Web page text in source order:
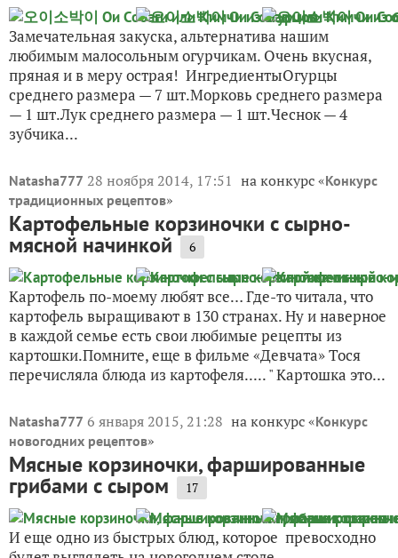
Замечательная закуска, альтернатива нашим
любимым малосольным огурчикам. Очень вкусная,
пряная и в меру острая! ИнгредиентыОгурцы
среднего размера — 7 шт.Морковь среднего размера
— 1 шт.Лук среднего размера — 1 шт.Чеснок — 4
зубчика...
Natasha777 28 ноября 2014, 17:51 на конкурс «Конкурс
традиционных рецептов»
Картофельные корзиночки с сырно-
мясной начинкой 6
Картофель по-моему любят все… Где-то читала, что
картофель выращивают в 130 странах. Ну и наверное
в каждой семье есть свои любимые рецепты из
картошки.Помните, еще в фильме «Девчата» Тося
перечисляла блюда из картофеля..... " Картошка это...
Natasha777 6 января 2015, 21:28 на конкурс «Конкурс
новогодних рецептов»
Мясные корзиночки, фаршированные
грибами с сыром 17
И еще одно из быстрых блюд, которое превосходно